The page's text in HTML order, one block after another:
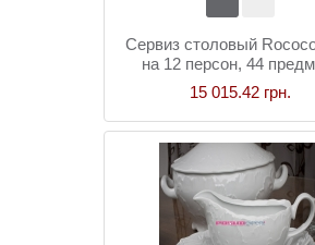
Сервиз столовый
на 12 персон, 44
15 015.42 грн.